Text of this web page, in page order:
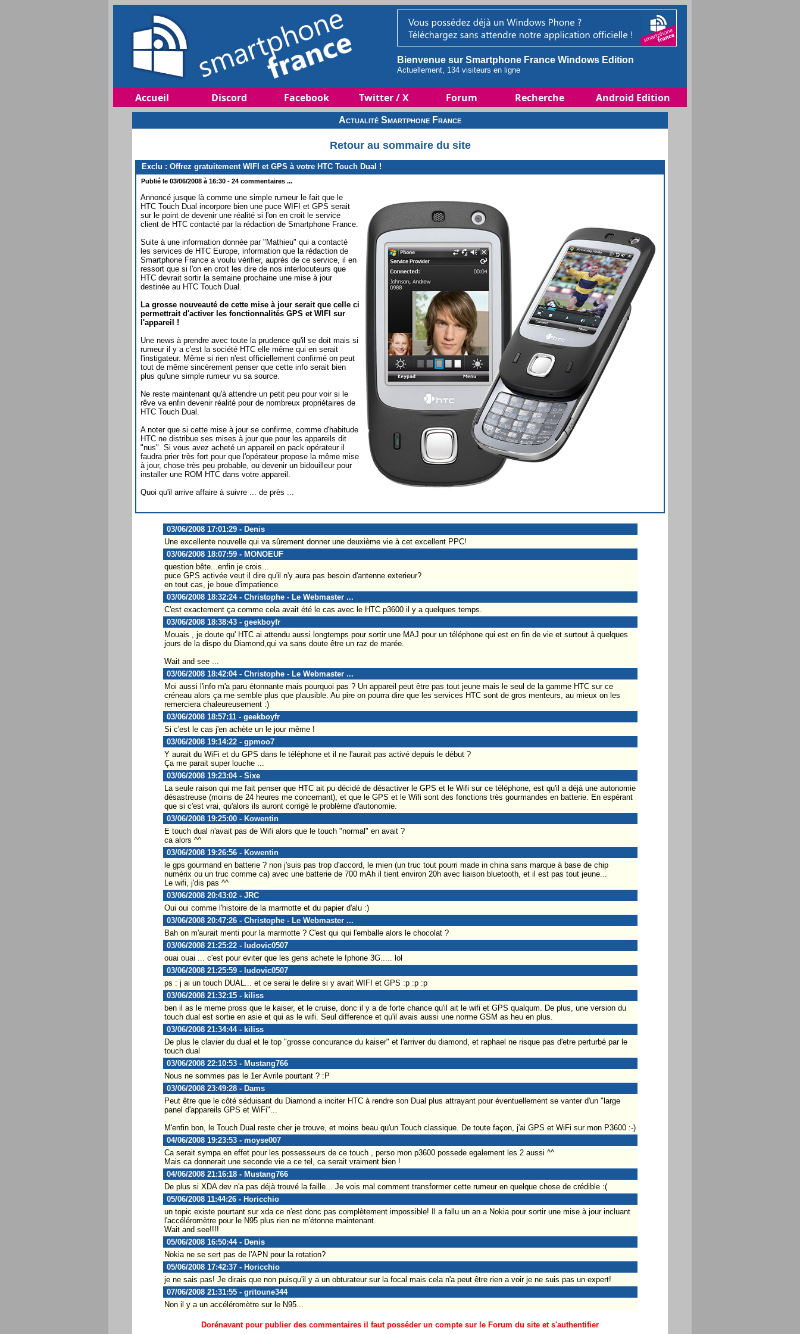
Bienvenue sur Smartphone France Windows Edition
Actuellement, 134 visiteurs en ligne
Accueil Discord Facebook Twitter / X Forum Recherche Android Edition
Actualité Smartphone France
Retour au sommaire du site
Exclu : Offrez gratuitement WIFI et GPS à votre HTC Touch Dual !
Publié le 03/06/2008 à 16:30 - 24 commentaires ...
Annoncé jusque là comme une simple rumeur le fait que le
HTC Touch Dual incorpore bien une puce WIFI et GPS serait
sur le point de devenir une réalité si l'on en croit le service
client de HTC contacté par la rédaction de Smartphone France.
Suite à une information donnée par "Mathieu" qui a contacté
les services de HTC Europe, information que la rédaction de
Smartphone France a voulu vérifier, auprès de ce service, il en
ressort que si l'on en croit les dire de nos interlocuteurs que
HTC devrait sortir la semaine prochaine une mise à jour
destinée au HTC Touch Dual.
La grosse nouveauté de cette mise à jour serait que celle ci
permettrait d'activer les fonctionnalités GPS et WIFI sur
l'appareil !
Une news à prendre avec toute la prudence qu'il se doit mais si
rumeur il y a c'est la société HTC elle même qui en serait
l'instigateur. Même si rien n'est officiellement confirmé on peut
tout de même sincèrement penser que cette info serait bien
plus qu'une simple rumeur vu sa source.
Ne reste maintenant qu'à attendre un petit peu pour voir si le
rêve va enfin devenir réalité pour de nombreux propriétaires de
HTC Touch Dual.
A noter que si cette mise à jour se confirme, comme d'habitude
HTC ne distribue ses mises à jour que pour les appareils dit
"nus". Si vous avez acheté un appareil en pack opérateur il
faudra prier très fort pour que l'opérateur propose la même mise
à jour, chose très peu probable, ou devenir un bidouilleur pour
installer une ROM HTC dans votre appareil.
Quoi qu'il arrive affaire à suivre ... de près ...
03/06/2008 17:01:29 - Denis
Une excellente nouvelle qui va sûrement donner une deuxième vie à cet excellent PPC!
03/06/2008 18:07:59 - MONOEUF
question bête...enfin je crois...
puce GPS activée veut il dire qu'il n'y aura pas besoin d'antenne exterieur?
en tout cas, je boue d'impatience
03/06/2008 18:32:24 - Christophe - Le Webmaster ...
C'est exactement ça comme cela avait été le cas avec le HTC p3600 il y a quelques temps.
03/06/2008 18:38:43 - geekboyfr
Mouais , je doute qu' HTC ai attendu aussi longtemps pour sortir une MAJ pour un téléphone qui est en fin de vie et surtout à quelques
jours de la dispo du Diamond,qui va sans doute être un raz de marée.
Wait and see ...
03/06/2008 18:42:04 - Christophe - Le Webmaster ...
Moi aussi l'info m'a paru étonnante mais pourquoi pas ? Un appareil peut être pas tout jeune mais le seul de la gamme HTC sur ce
créneau alors ça me semble plus que plausible. Au pire on pourra dire que les services HTC sont de gros menteurs, au mieux on les
remerciera chaleureusement :)
03/06/2008 18:57:11 - geekboyfr
Si c'est le cas j'en achète un le jour même !
03/06/2008 19:14:22 - gpmoo7
Y aurait du WiFi et du GPS dans le téléphone et il ne l'aurait pas activé depuis le début ?
Ça me parait super louche ...
03/06/2008 19:23:04 - Sixe
La seule raison qui me fait penser que HTC ait pu décidé de désactiver le GPS et le Wifi sur ce téléphone, est qu'il a déjà une autonomie
désastreuse (moins de 24 heures me concernant), et que le GPS et le Wifi sont des fonctions très gourmandes en batterie. En espérant
que si c'est vrai, qu'alors ils auront corrigé le problème d'autonomie.
03/06/2008 19:25:00 - Kowentin
E touch dual n'avait pas de Wifi alors que le touch "normal" en avait ?
ca alors ^^
03/06/2008 19:26:56 - Kowentin
le gps gourmand en batterie ? non j'suis pas trop d'accord, le mien (un truc tout pourri made in china sans marque à base de chip
numérix ou un truc comme ca) avec une batterie de 700 mAh il tient environ 20h avec liaison bluetooth, et il est pas tout jeune...
Le wifi, j'dis pas ^^
03/06/2008 20:43:02 - JRC
Oui oui comme l'histoire de la marmotte et du papier d'alu :)
03/06/2008 20:47:26 - Christophe - Le Webmaster ...
Bah on m'aurait menti pour la marmotte ? C'est qui qui l'emballe alors le chocolat ?
03/06/2008 21:25:22 - ludovic0507
ouai ouai ... c'est pour eviter que les gens achete le Iphone 3G..... lol
03/06/2008 21:25:59 - ludovic0507
ps : j ai un touch DUAL... et ce serai le delire si y avait WIFI et GPS :p :p :p
03/06/2008 21:32:15 - kiliss
ben il as le meme pross que le kaiser, et le cruise, donc il y a de forte chance qu'il ait le wifi et GPS qualqum. De plus, une version du
touch dual est sortie en asie et qui as le wifi. Seul difference et qu'il avais aussi une norme GSM as heu en plus.
03/06/2008 21:34:44 - kiliss
De plus le clavier du dual et le top "grosse concurance du kaiser" et l'arriver du diamond, et raphael ne risque pas d'etre perturbé par le
touch dual
03/06/2008 22:10:53 - Mustang766
Nous ne sommes pas le 1er Avrile pourtant ? :P
03/06/2008 23:49:28 - Dams
Peut être que le côté séduisant du Diamond a inciter HTC à rendre son Dual plus attrayant pour éventuellement se vanter d'un "large
panel d'appareils GPS et WiFi"...
M'enfin bon, le Touch Dual reste cher je trouve, et moins beau qu'un Touch classique. De toute façon, j'ai GPS et WiFi sur mon P3600 :-)
04/06/2008 19:23:53 - moyse007
Ca serait sympa en effet pour les possesseurs de ce touch , perso mon p3600 possede egalement les 2 aussi ^^
Mais ca donnerait une seconde vie a ce tel, ca serait vraiment bien !
04/06/2008 21:16:18 - Mustang766
De plus si XDA dev n'a pas déjà trouvé la faille... Je vois mal comment transformer cette rumeur en quelque chose de crédible :(
05/06/2008 11:44:26 - Horicchio
un topic existe pourtant sur xda ce n'est donc pas complètement impossible! Il a fallu un an a Nokia pour sortir une mise à jour incluant
l'accéléromètre pour le N95 plus rien ne m'étonne maintenant.
Wait and see!!!!
05/06/2008 16:50:44 - Denis
Nokia ne se sert pas de l'APN pour la rotation?
05/06/2008 17:42:37 - Horicchio
je ne sais pas! Je dirais que non puisqu'il y a un obturateur sur la focal mais cela n'a peut être rien a voir je ne suis pas un expert!
07/06/2008 21:31:55 - gritoune344
Non il y a un accéléromètre sur le N95...
Dorénavant pour publier des commentaires il faut posséder un compte sur le Forum du site et s'authentifier